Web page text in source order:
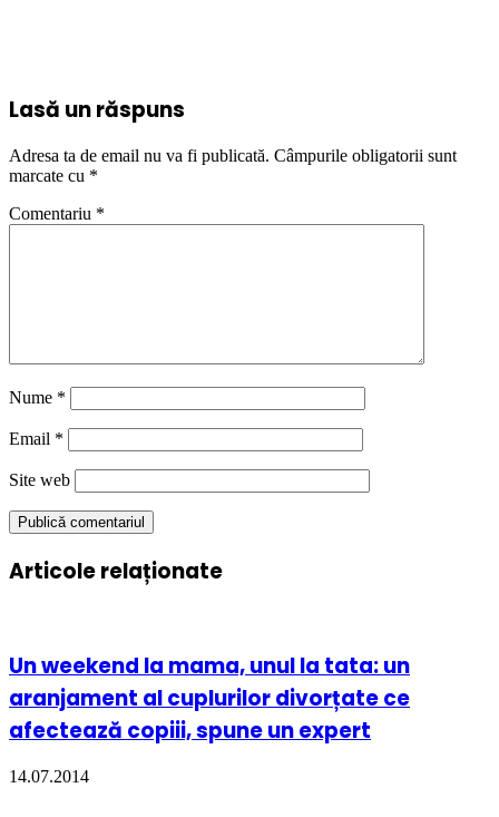
Lasă un răspuns
Adresa ta de email nu va fi publicată. Câmpurile obligatorii sunt
marcate cu *
Comentariu *
Nume *
Email *
Site web
Articole relaționate
Un weekend la mama, unul la tata: un
aranjament al cuplurilor divorțate ce
afectează copiii, spune un expert
14.07.2014